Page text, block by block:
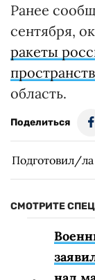
Ранее
сентября,
ракеты
область.
Поделиться
Подготовил/
СМОТРИТЕ